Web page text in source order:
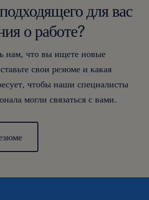
для вас
о работе?
нам, что вы ищете новые
свои резюме и какая
чтобы наши специалисты
могли связаться с вами.